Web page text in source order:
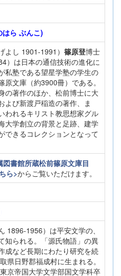
ら ぶんこ)
よし 1901-1991） 篠原登博士
）は日本の通信技術の進化に
私塾である望星学塾の学生の
文庫（約3900冊）である。
の著作のほか、松前博士に大
よび新渡戸稲造の著作、ま
われるキリスト教思想家グル
大学創立の背景と足跡、建学
できるコレクションとなって
図書館所蔵松前篠原文庫目
ら>からご覧いただけます。
1896-1956）は平安文学の、
知られる。「源氏物語」の異
成など長期にわたり研究を続
県日野郡福成村に生まれる。
京帝国大学文学部国文学科卒